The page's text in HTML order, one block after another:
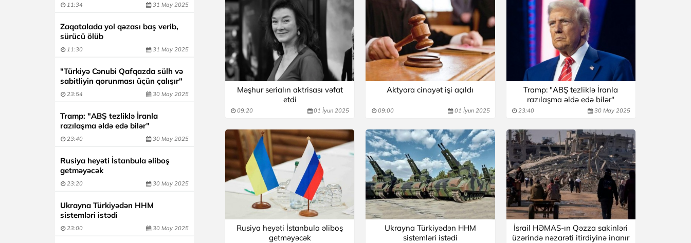
11:34 31 May 2025
Zaqatalada yol qəzası baş verib,
sürücü ölüb
11:30 31 May 2025
"Türkiyə Cənubi Qafqazda sülh və
sabitliyin qorunması üçün çalışır"
23:54 30 May 2025
Tramp: "ABŞ tezliklə İranla
razılaşma əldə edə bilər"
23:40 30 May 2025
Rusiya heyəti İstanbula əliboş
getməyəcək
23:20 30 May 2025
Ukrayna Türkiyədən HHM
sistemləri istədi
23:00 30 May 2025
Məşhur serialın aktrisası vəfat
etdi
09:20 01 İyun 2025
Aktyora cinayət işi açıldı
09:00 01 İyun 2025
Tramp: "ABŞ tezliklə İranla
razılaşma əldə edə bilər"
23:40 30 May 2025
Rusiya heyəti İstanbula əliboş
getməyəcək
Ukrayna Türkiyədən HHM
sistemləri istədi
İsrail HƏMAS-ın Qəzza sakinləri
üzərində nəzarəti itirdiyinə inanır